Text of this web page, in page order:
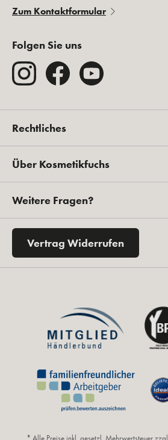
Zum Kontaktformular
Folgen Sie uns
Rechtliches
Über Kosmetikfuchs
Weitere Fragen?
Vertrag Widerrufen
* Alle Preise inkl. gesetzl. Mehrwertsteuer zzgl.